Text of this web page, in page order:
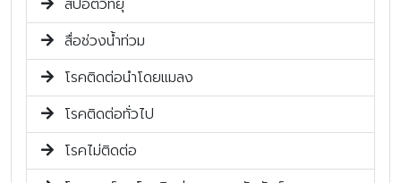
สื่อช่วงน้ำท่วม
โรคติดต่อนำโดยแมลง
โรคติดต่อทั่วไป
โรคไม่ติดต่อ